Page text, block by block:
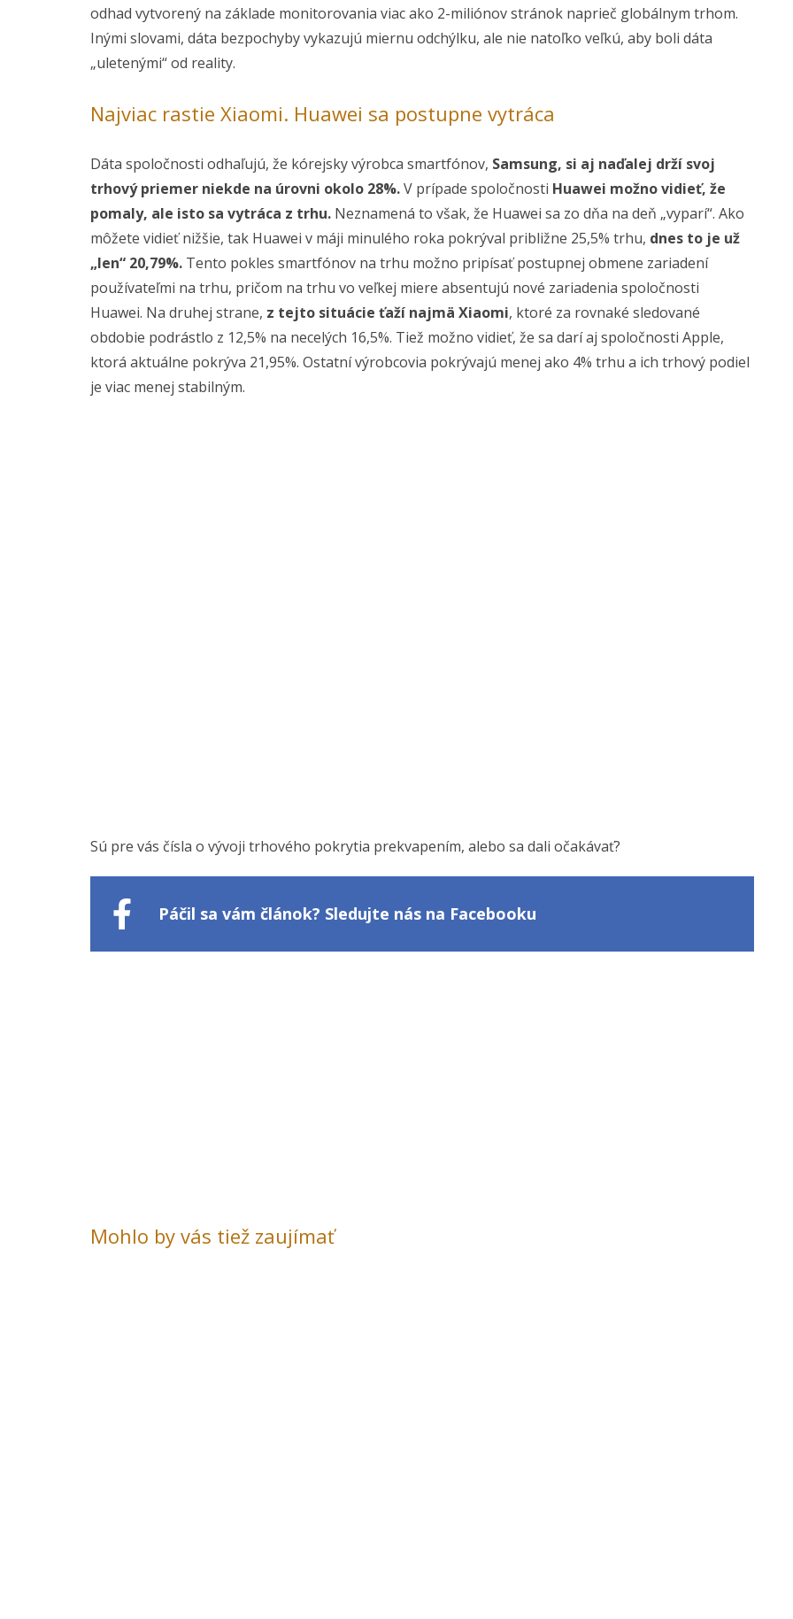
odhad vytvorený na základe monitorovania viac ako 2-miliónov stránok naprieč globálnym trhom.
Inými slovami, dáta bezpochyby vykazujú miernu odchýlku, ale nie natoľko veľkú, aby boli dáta
„uletenými“ od reality.
Najviac rastie Xiaomi. Huawei sa postupne vytráca
Dáta spoločnosti odhaľujú, že kórejsky výrobca smartfónov, Samsung, si aj naďalej drží svoj
trhový priemer niekde na úrovni okolo 28%.V prípade spoločnosti Huawei možno vidieť, že
pomaly, ale isto sa vytráca z trhu. Neznamená to však, že Huawei sa zo dňa na deň „vyparí“. Ako
môžete vidieť nižšie, tak Huawei v máji minulého roka pokrýval približne 25,5% trhu, dnes to je už
„len“ 20,79%. Tento pokles smartfónov na trhu možno pripísať postupnej obmene zariadení
používateľmi na trhu, pričom na trhu vo veľkej miere absentujú nové zariadenia spoločnosti
Huawei. Na druhej strane, z tejto situácie ťaží najmä Xiaomi, ktoré za rovnaké sledované
obdobie podrástlo z 12,5% na necelých 16,5%. Tiež možno vidieť, že sa darí aj spoločnosti Apple,
ktorá aktuálne pokrýva 21,95%. Ostatní výrobcovia pokrývajú menej ako 4% trhu a ich trhový podiel
je viac menej stabilným.
Sú pre vás čísla o vývoji trhového pokrytia prekvapením, alebo sa dali očakávať?
Páčil sa vám článok? Sledujte nás na Facebooku
Mohlo by vás tiež zaujímať